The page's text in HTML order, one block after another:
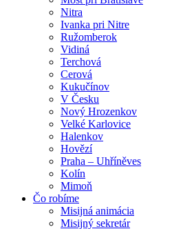
Nitra
Ivanka pri Nitre
Ružomberok
Vidiná
Terchová
Cerová
Kukučínov
V Česku
Nový Hrozenkov
Velké Karlovice
Halenkov
Hovězí
Praha – Uhříněves
Kolín
Mimoň
Čo robíme
Misijná animácia
Misijný sekretár